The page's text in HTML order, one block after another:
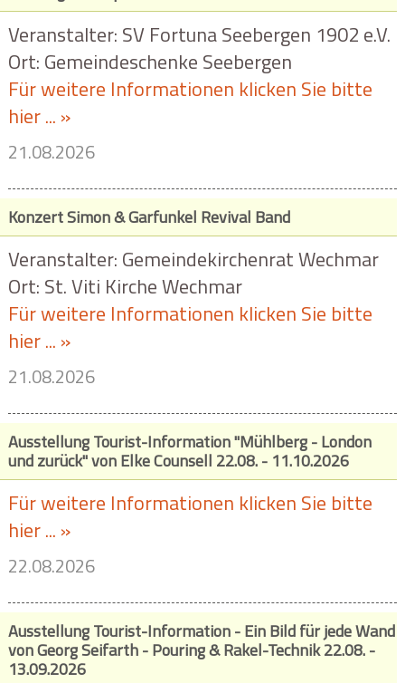
Veranstalter: SV Fortuna Seebergen 1902 e.V.
Ort: Gemeindeschenke Seebergen
Für weitere Informationen klicken Sie bitte
hier ... »
21.08.2026
Konzert Simon & Garfunkel Revival Band
Veranstalter: Gemeindekirchenrat Wechmar
Ort: St. Viti Kirche Wechmar
Für weitere Informationen klicken Sie bitte
hier ... »
21.08.2026
Ausstellung Tourist-Information "Mühlberg - London
und zurück" von Elke Counsell 22.08. - 11.10.2026
Für weitere Informationen klicken Sie bitte
hier ... »
22.08.2026
Ausstellung Tourist-Information - Ein Bild für jede Wand
von Georg Seifarth - Pouring & Rakel-Technik 22.08. -
13.09.2026